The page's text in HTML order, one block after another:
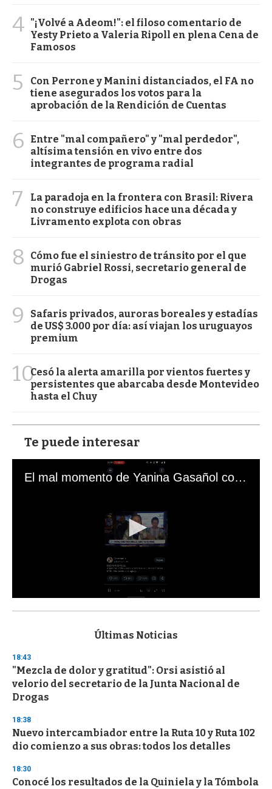
4 "¡Volvé a Adeom!": el filoso comentario de
Yesty Prieto a Valeria Ripoll en plena Cena de
Famosos
5
Con Perrone y Manini distanciados, el FA no
tiene asegurados los votos para la
aprobación de la Rendición de Cuentas
6
Entre "mal compañero" y "mal perdedor",
altísima tensión en vivo entre dos
integrantes de programa radial
7
La paradoja en la frontera con Brasil: Rivera
no construye edificios hace una década y
Livramento explota con obras
8
Cómo fue el siniestro de tránsito por el que
murió Gabriel Rossi, secretario general de
Drogas
9
Safaris privados, auroras boreales y estadías
de US$ 3.000 por día: así viajan los uruguayos
premium
10Cesó la alerta amarilla por vientos fuertes y
persistentes que abarcaba desde Montevideo
hasta el Chuy
Te puede interesar
El mal momento de Yanina Gasañol con un hincha argentino en "Subrayado"
s
d
s
o
f
3
s
e
c
o
d
s
Últimas Noticias
18:43
"Mezcla de dolor y gratitud": Orsi asistió al
velorio del secretario de la Junta Nacional de
Drogas
18:38
Nuevo intercambiador entre la Ruta 10 y Ruta 102
dio comienzo a sus obras: todos los detalles
18:30
Conocé los resultados de la Quiniela y la Tómbola